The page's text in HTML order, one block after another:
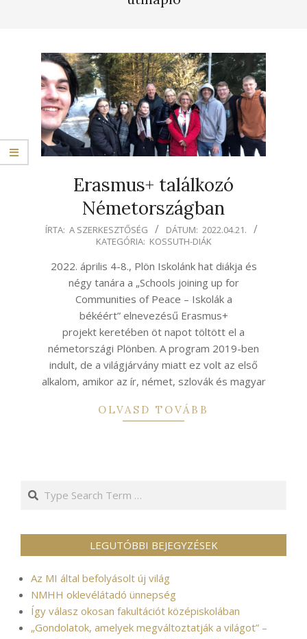
Erasmus+ találkozó
Németországban
2022-
21
ÍRTA: A SZERKESZTŐSÉG DÁTUM: 2022.04.21.
KATEGÓRIA: KOSSUTH-DIÁK
2022. április 4-8., Plön Iskolánk hat diákja és
négy tanára a „Schools joining up for
Communities of Peace – Iskolák a
békéért” elnevezésű Erasmus+
projekt keretében öt napot töltött el a
németországi Plönben. A program 2019-ben
indult, de a világjárvány miatt ez volt az első
alkalom, amikor az ír, német, szlovák és magyar
OLVASD TOVÁBB
Search
LEGUTÓBBI BEJEGYZÉSEK
Az MI által befolyásolt új világ
NMHH oklevélátadó ünnepség
Így válasz okosan fakultációt középiskolában
„Gondolatok, amelyek megváltoztatják a világot” –